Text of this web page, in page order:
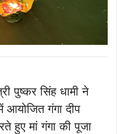
पुष्कर सिंह धामी ने
आयोजित गंगा दीप
हुए मां गंगा की पूजा